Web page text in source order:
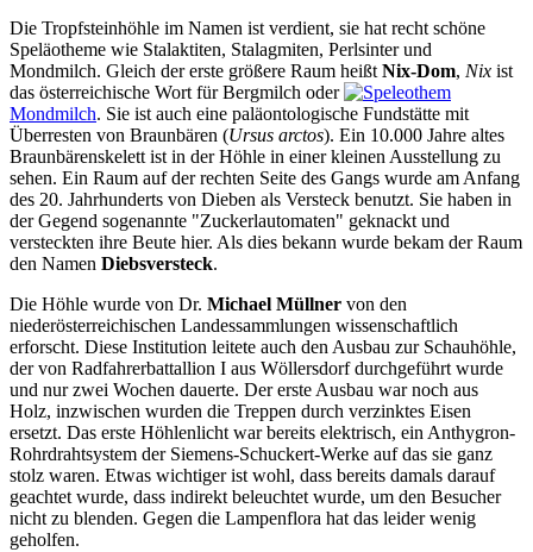
Die Tropfsteinhöhle im Namen ist verdient, sie hat recht schöne
Speläotheme wie Stalaktiten, Stalagmiten, Perlsinter und
Mondmilch. Gleich der erste größere Raum heißt Nix-Dom, Nix ist
das österreichische Wort für Bergmilch oder
Mondmilch. Sie ist auch eine paläontologische Fundstätte mit
Überresten von Braunbären (Ursus arctos). Ein 10.000 Jahre altes
Braunbärenskelett ist in der Höhle in einer kleinen Ausstellung zu
sehen. Ein Raum auf der rechten Seite des Gangs wurde am Anfang
des 20. Jahrhunderts von Dieben als Versteck benutzt. Sie haben in
der Gegend sogenannte "Zuckerlautomaten" geknackt und
versteckten ihre Beute hier. Als dies bekann wurde bekam der Raum
den Namen Diebsversteck.
Die Höhle wurde von Dr. Michael Müllner von den
niederösterreichischen Landessammlungen wissenschaftlich
erforscht. Diese Institution leitete auch den Ausbau zur Schauhöhle,
der von Radfahrerbattallion I aus Wöllersdorf durchgeführt wurde
und nur zwei Wochen dauerte. Der erste Ausbau war noch aus
Holz, inzwischen wurden die Treppen durch verzinktes Eisen
ersetzt. Das erste Höhlenlicht war bereits elektrisch, ein Anthygron-
Rohrdrahtsystem der Siemens-Schuckert-Werke auf das sie ganz
stolz waren. Etwas wichtiger ist wohl, dass bereits damals darauf
geachtet wurde, dass indirekt beleuchtet wurde, um den Besucher
nicht zu blenden. Gegen die Lampenflora hat das leider wenig
geholfen.